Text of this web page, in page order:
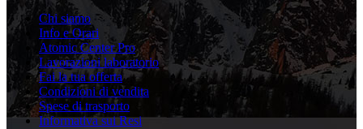
Chi siamo
Info e Orari
Atomic Center Pro
Lavorazioni laboratorio
Fai la tua offerta
Condizioni di vendita
Spese di trasporto
Informativa sui Resi